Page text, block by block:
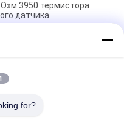
3950 термистора
датчика
измерения НТК
Б2600 11500уФ
for?